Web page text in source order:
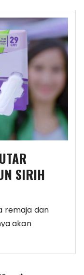
SIRIH
remaja dan
akan